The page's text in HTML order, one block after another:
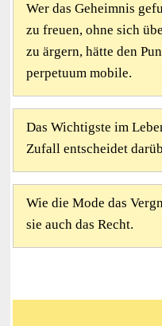
Wer das Geheimnis
zu freuen, ohne sich
zu ärgern, hätte den
perpetuum mobile.
Das Wichtigste im
Zufall entscheidet
Wie die Mode das
sie auch das Recht.